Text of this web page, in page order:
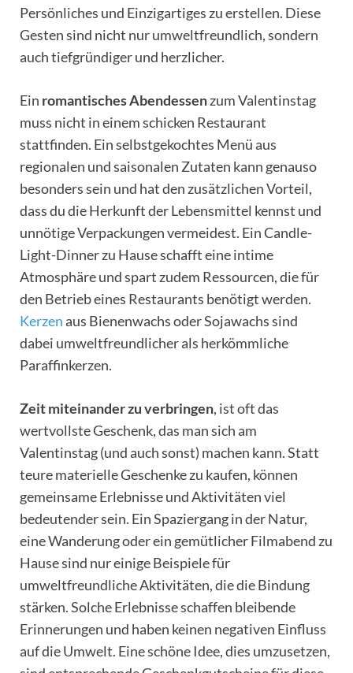
Persönliches und Einzigartiges zu erstellen. Diese
Gesten sind nicht nur umweltfreundlich, sondern
auch tiefgründiger und herzlicher.
Ein romantisches Abendessenzum Valentinstag
muss nicht in einem schicken Restaurant
stattfinden. Ein selbstgekochtes Menü aus
regionalen und saisonalen Zutaten kann genauso
besonders sein und hat den zusätzlichen Vorteil,
dass du die Herkunft der Lebensmittel kennst und
unnötige Verpackungen vermeidest. Ein Candle-
Light-Dinner zu Hause schafft eine intime
Atmosphäre und spart zudem Ressourcen, die für
den Betrieb eines Restaurants benötigt werden.
Kerzen aus Bienenwachs oder Sojawachs sind
dabei umweltfreundlicher als herkömmliche
Paraffinkerzen.
Zeit miteinander zu verbringen, ist oft das
wertvollste Geschenk, das man sich am
Valentinstag (und auch sonst) machen kann. Statt
teure materielle Geschenke zu kaufen, können
gemeinsame Erlebnisse und Aktivitäten viel
bedeutender sein. Ein Spaziergang in der Natur,
eine Wanderung oder ein gemütlicher Filmabend zu
Hause sind nur einige Beispiele für
umweltfreundliche Aktivitäten, die die Bindung
stärken. Solche Erlebnisse schaffen bleibende
Erinnerungen und haben keinen negativen Einfluss
auf die Umwelt. Eine schöne Idee, dies umzusetzen,